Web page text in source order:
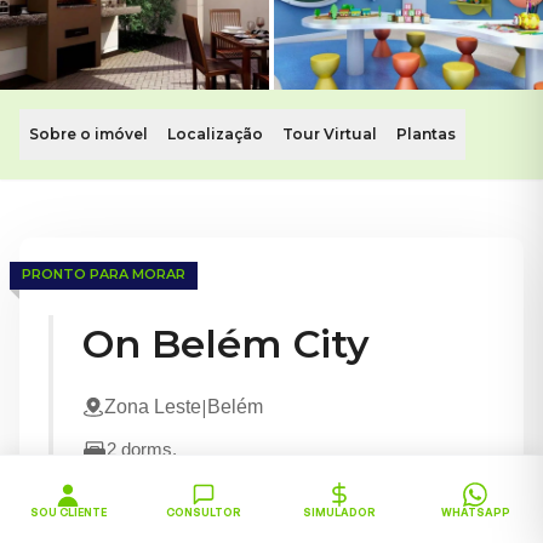
Sobre o imóvel Localização Tour Virtual Plantas
Parque Estadual do Belém • Metrô Belém
Conheça o On Belém City. Este imóvel com apartamentos
PRONTO PARA MORAR
On Belém City
Zona Leste| Belém
2 dorms.
Parque Estadual do Belém
Metrô Belém
SOU CLIENTE CONSULTOR SIMULADOR WHATSAPP